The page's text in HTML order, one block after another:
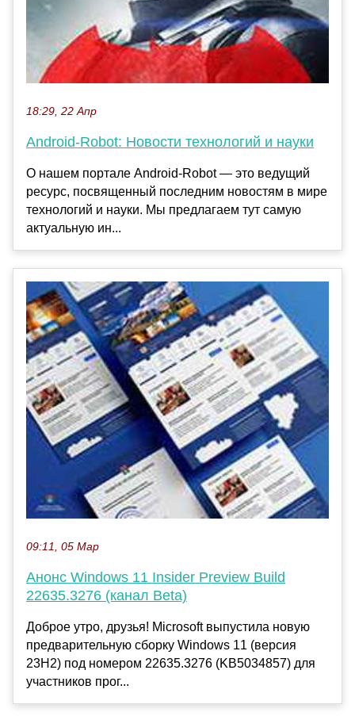
18:29, 22 Апр
Android-Robot: Новости технологий и науки
О нашем портале Android-Robot — это ведущий
ресурс, посвященный последним новостям в мире
технологий и науки. Мы предлагаем тут самую
актуальную ин...
09:11, 05 Мар
Анонс Windows 11 Insider Preview Build
22635.3276 (канал Beta)
Доброе утро, друзья! Microsoft выпустила новую
предварительную сборку Windows 11 (версия
23H2) под номером 22635.3276 (KB5034857) для
участников прог...